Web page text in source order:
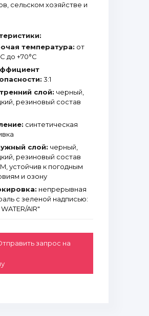
сельском хозяйстве и
температура: от
до +70°С
3:1
слой: черный,
резиновый состав
синтетическая
слой: черный,
резиновый состав
устойчив к погодным
и озону
непрерывная
с зеленой надписью:
AIR"
запрос на